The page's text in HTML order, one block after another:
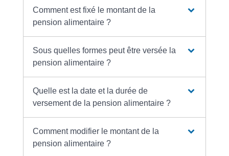
Comment est fixé le montant de la
pension alimentaire ?
Sous quelles formes peut être versée la
pension alimentaire ?
Quelle est la date et la durée de
versement de la pension alimentaire ?
Comment modifier le montant de la
pension alimentaire ?